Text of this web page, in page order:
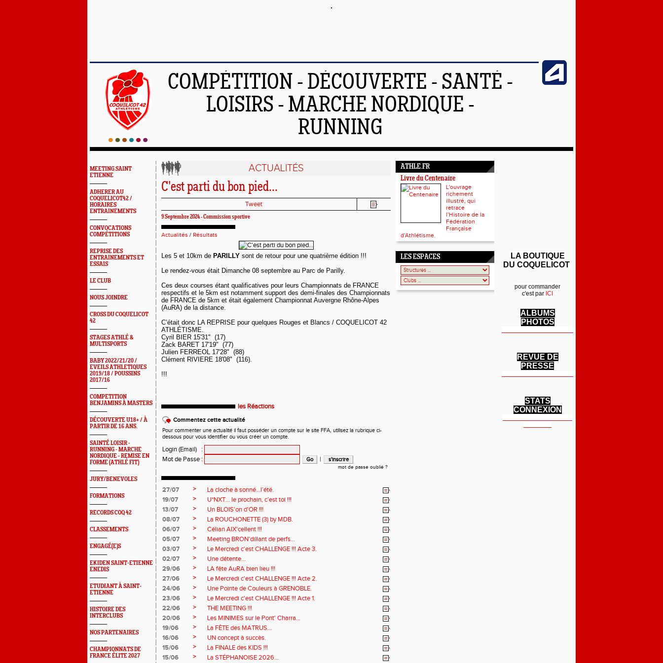
COMPÉTITION - DÉCOUVERTE - SANTÉ -
LOISIRS - MARCHE NORDIQUE -
RUNNING
MEETING SAINT
ETIENNE
ADHERER AU
COQUELICOT42 /
HORAIRES
ENTRAINEMENTS
CONVOCATIONS
COMPÉTITIONS
REPRISE DES
ENTRAINEMENTS ET
ESSAIS
LE CLUB
NOUS JOINDRE
CROSS DU COQUELICOT
42
STAGES ATHLÉ &
MULTISPORTS
BABY 2022/21/20 /
EVEILS ATHLETIQUES
2019/18 / POUSSINS
2017/16
COMPETITION
BENJAMINS À MASTERS
DÉCOUVERTE U18+ / À
PARTIR DE 16 ANS.
SAINTÉ LOISIR -
RUNNING - MARCHE
NORDIQUE - REMISE EN
FORME (ATHLÉ FIT)
JURY/BENEVOLES
FORMATIONS
RECORDS COQ 42
CLASSEMENTS
ENGAGÉ(E)S
EKIDEN SAINT-ETIENNE
ENEDIS
ETUDIANT À SAINT-
ETIENNE
HISTOIRE DES
INTERCLUBS
NOS PARTENAIRES
CHAMPIONNATS DE
FRANCE ÉLITE 2027
ACTUALITÉS
C'est parti du bon pied...
Tweet
9 Septembre 2024 - Commission sportive
Actualités / Résultats
Les 5 et 10km de PARILLY sont de retour pour une quatrième édition !!!
Le rendez-vous était Dimanche 08 septembre au Parc de Parilly.
Ces deux courses étant qualificatives pour leurs Championnats de FRANCE
respectifs et le 5km est notamment support des demi-finales des Championnats
de FRANCE de 5km et était également Championnat Auvergne Rhône-Alpes
(AuRA) de la distance.
C’était donc LA REPRISE pour quelques Rouges et Blancs / COQUELICOT 42
ATHLÉTISME.
Cyril BIER 15'31" (17)
Zack BARET 17'19" (77)
Julien FERREOL 17'28" (88)
Clément RIVIERE 18'08" (116).
!!!
les Réactions
Commentez cette actualité
Pour commenter une actualité il faut posséder un compte sur le site FFA, utilisez la rubrique ci-
dessous pour vous identifier ou vous créer un compte.
Login (Email)
:
Mot de Passe : |
mot de passe oublié ?
27/07 >
La cloche à sonné…l’été.
19/07
>
U*NXT... le prochain, c’est toi !!!
13/07
>
Un BLOIS'on d'OR !!!
08/07
>
La ROUCHONETTE (3) by MDB.
06/07
>
Célian AIX'cellent !!!
05/07
>
Meeting BRON'dillant de perfs...
03/07
>
Le Mercredi c'est CHALLENGE !!! Acte 3.
02/07
>
Une détente...
29/06
>
LA fête AuRA bien lieu !!!
27/06
>
Le Mercredi c'est CHALLENGE !!! Acte 2.
24/06
>
Une Pointe de Couleurs à GRENOBLE.
23/06
>
Le Mercredi c'est CHALLENGE !!! Acte 1.
22/06
>
THE MEETING !!!
20/06
>
Les MINIMES sur le Pont' Charra...
19/06
>
La FÊTE des MATRUS...
16/06
>
UN concept à succès.
15/06
>
La FINALE des KIDS !!!
15/06
>
La STÉPHANOISE 2026...
ATHLE.FR
Livre du Centenaire
L'ouvrage
richement
illustré, qui
retrace
l’Histoire de la
Fédération
Française
d'Athlétisme.
LES ESPACES
LA BOUTIQUE
DU COQUELICOT
pour commander
c'est par ICI
ALBUMS
PHOTOS
REVUE DE
PRESSE
STATS
CONNEXION